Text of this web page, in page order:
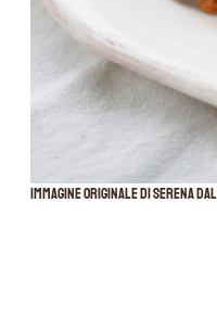
Immagine originale di Serena dal